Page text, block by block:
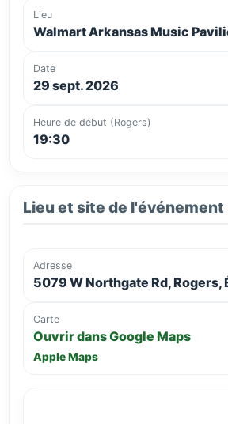
Lieu
Walmart Arkansas Music
Date
29 sept. 2026
Heure de début (Rogers)
19:30
Lieu et site de l'événement
Adresse
5079 W Northgate Rd, Rogers,
Carte
Ouvrir dans Google Maps
Apple Maps